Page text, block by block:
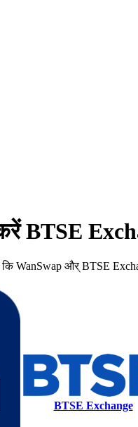
BTSE
WanSwap और् BTSE
BTSE Exchange